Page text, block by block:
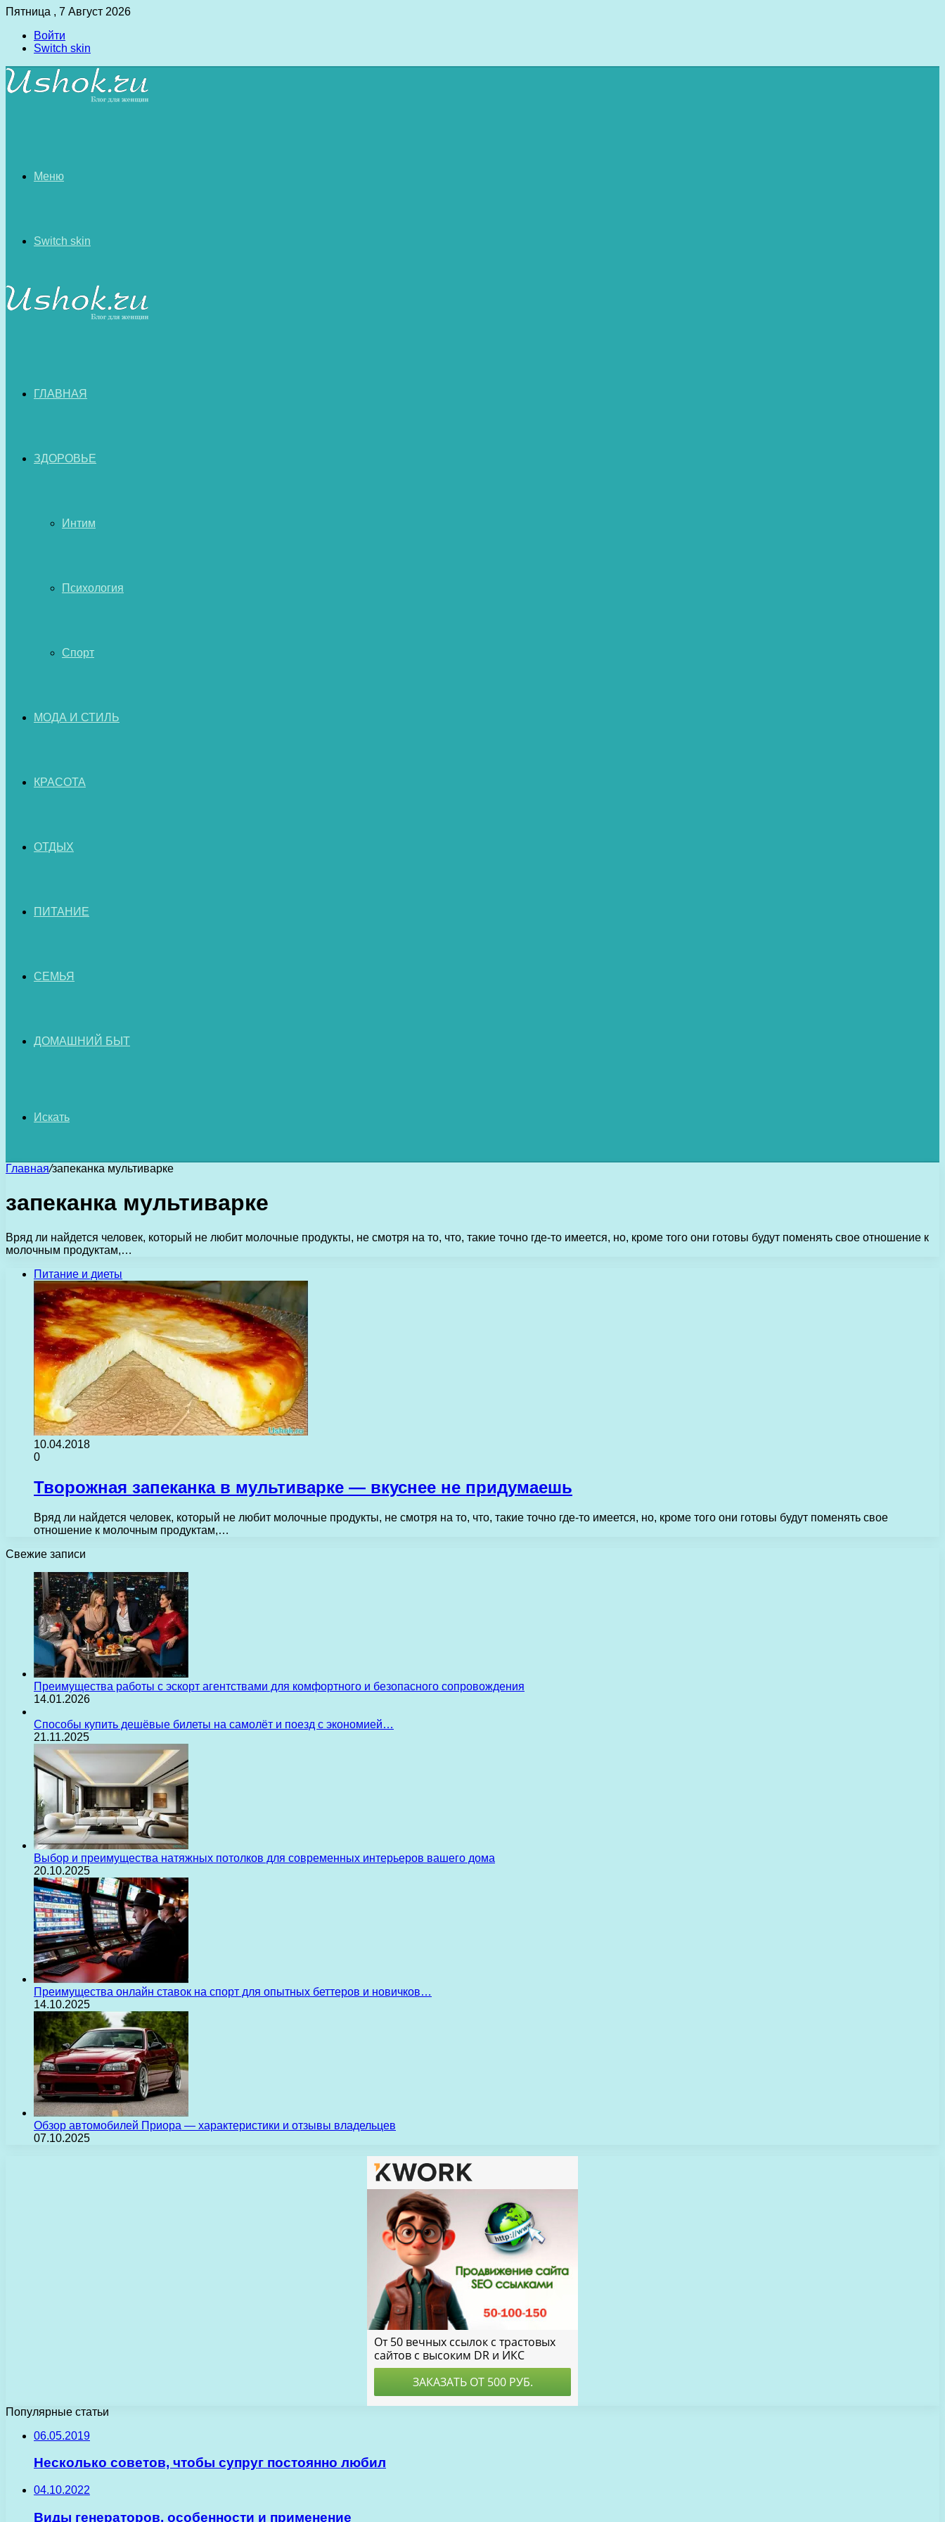
Пятница , 7 Август 2026
Войти
Switch skin
Меню
Switch skin
ГЛАВНАЯ
ЗДОРОВЬЕ
Интим
Психология
Спорт
МОДА И СТИЛЬ
КРАСОТА
ОТДЫХ
ПИТАНИЕ
СЕМЬЯ
ДОМАШНИЙ БЫТ
Искать
Главная/запеканка мультиварке
запеканка мультиварке
Вряд ли найдется человек, который не любит молочные продукты, не смотря на то, что, такие точно где-то имеется, но, кроме того они готовы будут поменять свое отношение к
молочным продуктам,…
Питание и диеты
10.04.2018
0
Творожная запеканка в мультиварке — вкуснее не придумаешь
Вряд ли найдется человек, который не любит молочные продукты, не смотря на то, что, такие точно где-то имеется, но, кроме того они готовы будут поменять свое
отношение к молочным продуктам,…
Свежие записи
Преимущества работы с эскорт агентствами для комфортного и безопасного сопровождения
14.01.2026
Способы купить дешёвые билеты на самолёт и поезд с экономией…
21.11.2025
Выбор и преимущества натяжных потолков для современных интерьеров вашего дома
20.10.2025
Преимущества онлайн ставок на спорт для опытных беттеров и новичков…
14.10.2025
Обзор автомобилей Приора — характеристики и отзывы владельцев
07.10.2025
Популярные статьи
06.05.2019
Несколько советов, чтобы супруг постоянно любил
04.10.2022
Виды генераторов, особенности и применение